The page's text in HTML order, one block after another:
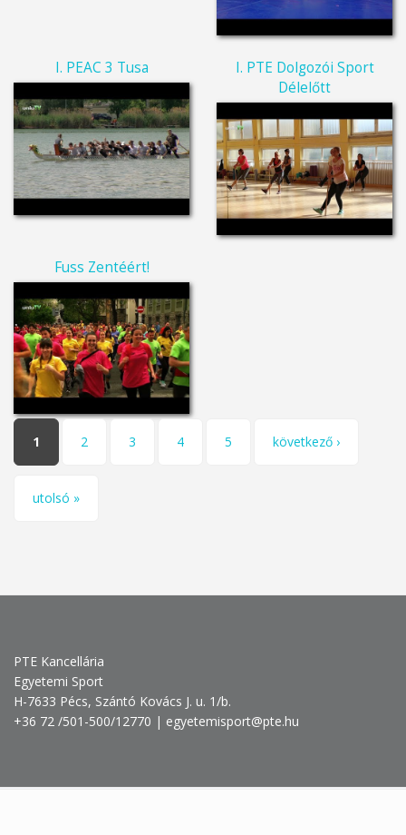
I. PEAC 3 Tusa
I. PTE Dolgozói Sport
Délelőtt
Fuss Zentéért!
Oldalak
1 2 3 4 5 következő ›
utolsó »
PTE Kancellária
Egyetemi Sport
H-7633 Pécs, Szántó Kovács J. u. 1/b.
+36 72 /501-500/12770 | egyetemisport@pte.hu